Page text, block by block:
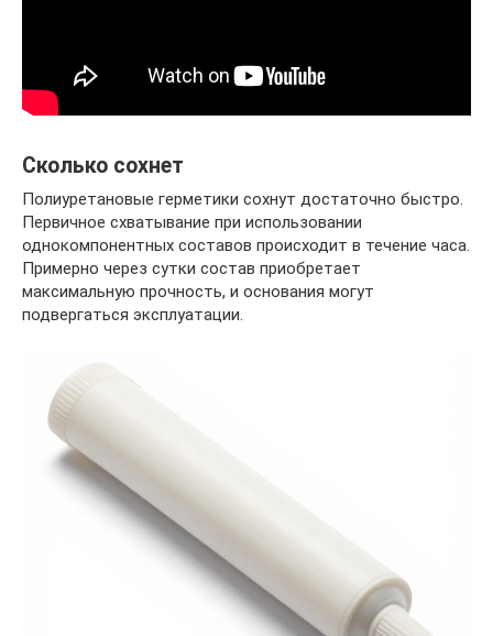
Сколько сохнет
Полиуретановые герметики сохнут достаточно быстро.
Первичное схватывание при использовании
однокомпонентных составов происходит в течение часа.
Примерно через сутки состав приобретает
максимальную прочность, и основания могут
подвергаться эксплуатации.